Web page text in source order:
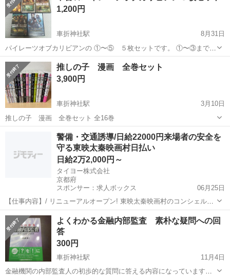
1,200円
車折神社駅
8月31日
パイレーツオブカリビアンの ①〜⑤ ５枚セットです。 ①〜③までは
特典ディスク付きの『２枚組』 ＊視聴に問題のあるようなキズはな
し！ ほとんどキズのない状態です。 ④と⑤は１度視聴しただけの極
美品！ 全て国内正規...
京都 京都市 車折神社駅 DVD/ブルーレイ
パイレーツオブカリビアン
推しの子 漫画 全巻セット
3,900円
車折神社駅
3月10日
推しの子 漫画 全巻セット 全16巻
京都市 車折神社駅 マンガ、コミック、アニメ
警備・交通誘導/日給22000円来場者の安全を
守る東映太秦映画村日払い
日給2万2,000円～
タイヨー株式会社
京都府
スポンサー：求人ボックス
06月25日
【仕事内容】/ リニューアルオープン! 東映太秦映画村のコンシェルジ
ュ! お仕事内容 リニューアルオープンする東映太秦映画村での 警備ス
タッフをお願いします! 目指せ!「おもてなし」のできる警備員! 具体的
には…? ・出入管理業務...
アルバイト・パート
よくわかる金融内部監査 素朴な疑問への回
答
300円
車折神社駅
11月4日
金融機関の内部監査人の初歩的な質問に答える内容になっています。